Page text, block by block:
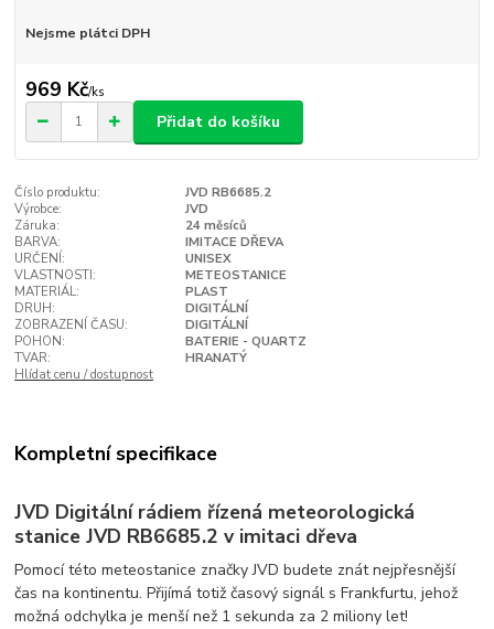
Nejsme plátci DPH
969 Kč/ks
Přidat do košíku
Číslo produktu:
JVD RB6685.2
Výrobce:
JVD
Záruka:
24 měsíců
BARVA:
IMITACE DŘEVA
URČENÍ:
UNISEX
VLASTNOSTI:
METEOSTANICE
MATERIÁL:
PLAST
DRUH:
DIGITÁLNÍ
ZOBRAZENÍ ČASU:
DIGITÁLNÍ
POHON:
BATERIE - QUARTZ
TVAR:
HRANATÝ
Hlídat cenu / dostupnost
Kompletní specifikace
JVD Digitální rádiem řízená meteorologická
stanice JVD RB6685.2 v imitaci dřeva
Pomocí této meteostanice značky JVD budete znát nejpřesnější
čas na kontinentu. Přijímá totiž časový signál s Frankfurtu, jehož
možná odchylka je menší než 1 sekunda za 2 miliony let!